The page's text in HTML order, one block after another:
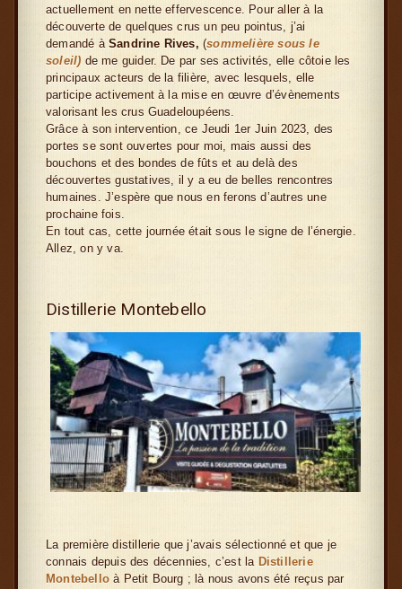
actuellement en nette effervescence. Pour aller à la
découverte de quelques crus un peu pointus, j’ai
demandé à Sandrine Rives, (sommelière sous le
soleil) de me guider. De par ses activités, elle côtoie les
principaux acteurs de la filière, avec lesquels, elle
participe activement à la mise en œuvre d’évènements
valorisant les crus Guadeloupéens.
Grâce à son intervention, ce Jeudi 1er Juin 2023, des
portes se sont ouvertes pour moi, mais aussi des
bouchons et des bondes de fûts et au delà des
découvertes gustatives, il y a eu de belles rencontres
humaines. J’espère que nous en ferons d’autres une
prochaine fois.
En tout cas, cette journée était sous le signe de l’énergie.
Allez, on y va.
Distillerie Montebello
La première distillerie que j’avais sélectionné et que je
connais depuis des décennies, c’est la Distillerie
Montebelloà Petit Bourg ; là nous avons été reçus par